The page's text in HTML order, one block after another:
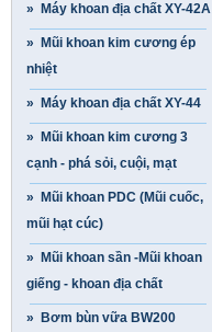
» Máy khoan địa chất XY-42A
» Mũi khoan kim cương ép
nhiệt
» Máy khoan địa chất XY-44
» Mũi khoan kim cương 3
cạnh - phá sỏi, cuội, mạt
» Mũi khoan PDC (Mũi cuốc,
mũi hạt cúc)
» Mũi khoan sần -Mũi khoan
giếng - khoan địa chất
» Bơm bùn vữa BW200